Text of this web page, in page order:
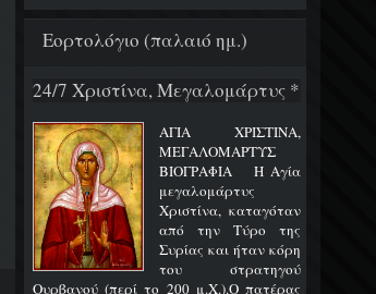
Εορτολόγιο (παλαιό ημ.)
24/7 Χριστίνα, Μεγαλομάρτυς *
ΑΓΙΑ ΧΡΙΣΤΙΝΑ,
ΜΕΓΑΛΟΜΑΡΤΥΣ
ΒΙΟΓΡΑΦΙΑ Η Αγία
μεγαλομάρτυς
Χριστίνα, καταγόταν
από την Τύρο της
Συρίας και ήταν κόρη
του στρατηγού
Ουρβανού (περί το 200 μ.Χ.).Ο πατέρας